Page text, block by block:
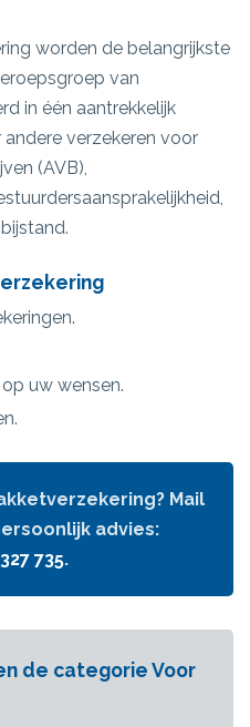
worden de belangrijkste
van
in één aantrekkelijk
verzekeren voor
(AVB),
uw wensen.
Mail
advies:
735.
de categorie Voor